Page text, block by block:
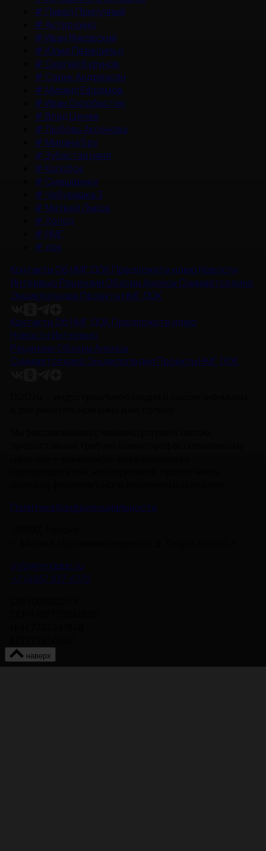
# Павел Прилучный
#Актер кино
# Иван Янковский
# Юлия Пересильд
# Сергей Бурунов
# Сарик Андреасян
# Михаил Ефремов
# Иван Охлобыстин
# Влад Ценев
#Любовь Аксенова
# Милана Бру
#Зубастая няня
# Колобок
# Смешарики
# Чебурашка 3
# Матвей Лыков
#Холод
# НМГ
# док
Контакты Об НМГ ДОКПредложите идею Новости
Интервью Рецензии ОбзорыАнонсы Снимается кино
Энциклопедия Проекты НМГ ДОК
Контакты Об НМГ ДОКПредложите идею
Новости Интервью
Рецензии ОбзорыАнонсы
Снимается кино Энциклопедия Проекты НМГ ДОК
Политика Конфиденциальности
info@nmgdoc.ru
+7 (495) 937-6170
наверх